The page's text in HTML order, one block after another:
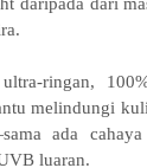
ringan,
melindungi
ada
luaran.